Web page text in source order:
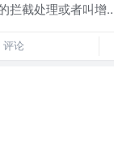
拦截处理或者叫增
评论